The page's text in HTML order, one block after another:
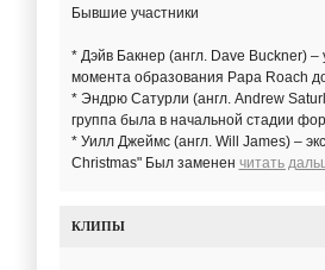
Бывшие участники
* Дэйв Бакнер (англ. Dave Buckner)
момента образования Papa Roach
* Эндрю Сатурли (англ. Andrew
группа была в начальной стадии
* Уилл Джеймс (англ. Will James) –
Christmas" Был заменен читать
КЛИПЫ